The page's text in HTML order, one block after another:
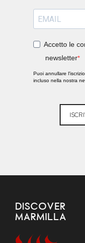
Accetto le
newsletter
Puoi annullare
incluso nella nostra
DISCOVER
MARMILLA